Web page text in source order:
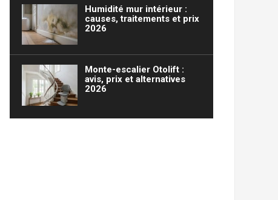
Humidité mur intérieur :
causes, traitements et prix
2026
Monte-escalier Otolift :
avis, prix et alternatives
2026